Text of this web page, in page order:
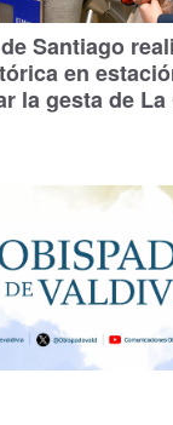
Santiago
en
la gesta de